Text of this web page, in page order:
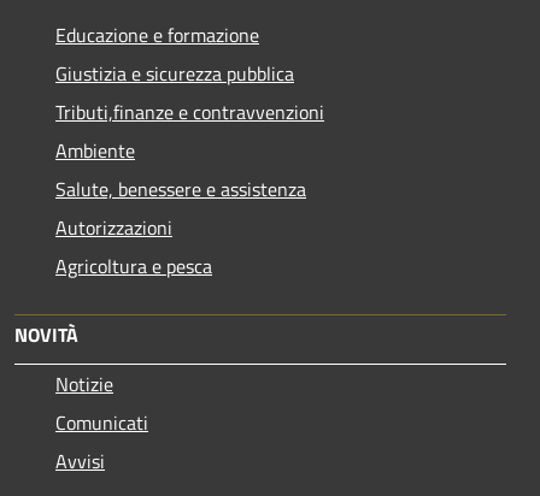
Educazione e formazione
Giustizia e sicurezza pubblica
Tributi,finanze e contravvenzioni
Ambiente
Salute, benessere e assistenza
Autorizzazioni
Agricoltura e pesca
NOVITÀ
Notizie
Comunicati
Avvisi